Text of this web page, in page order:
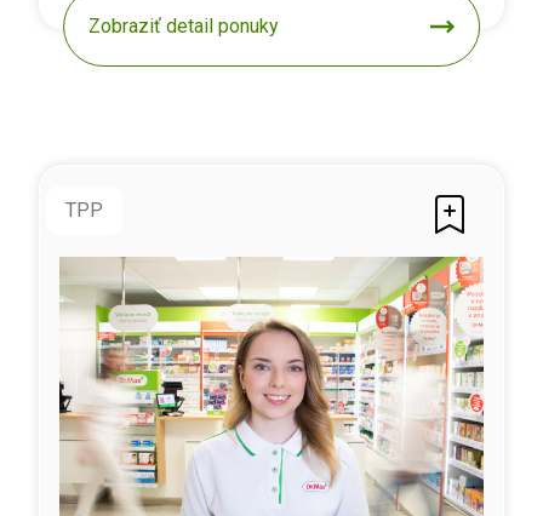
Zobraziť detail ponuky
TPP